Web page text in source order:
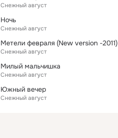
Снежный август
Ночь
Снежный август
Метели февраля (New version -2011)
Снежный август
Милый мальчишка
Снежный август
Южный вечер
Снежный август